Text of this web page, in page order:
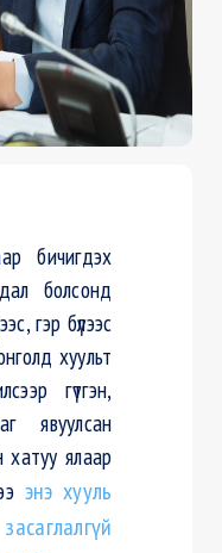
бичигдэх
болсонд
гэр бүлээс
хуульт
гүтгэн,
явуулсан
хатуу ялаар
энэ хууль